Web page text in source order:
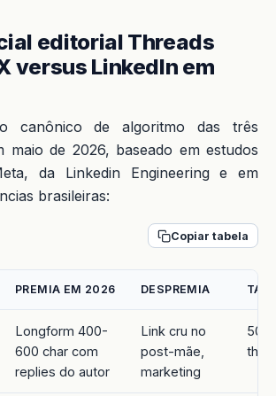
editorial Threads
versus LinkedIn em
canônico de algoritmo das três
maio de 2026, baseado em estudos
da Linkedin Engineering e em
brasileiras:
Copiar tabela
PREMIA EM 2026 DESPREMIA
Longform 400-
600 char com
replies do autor
Link cru no
post-mãe,
marketing
500